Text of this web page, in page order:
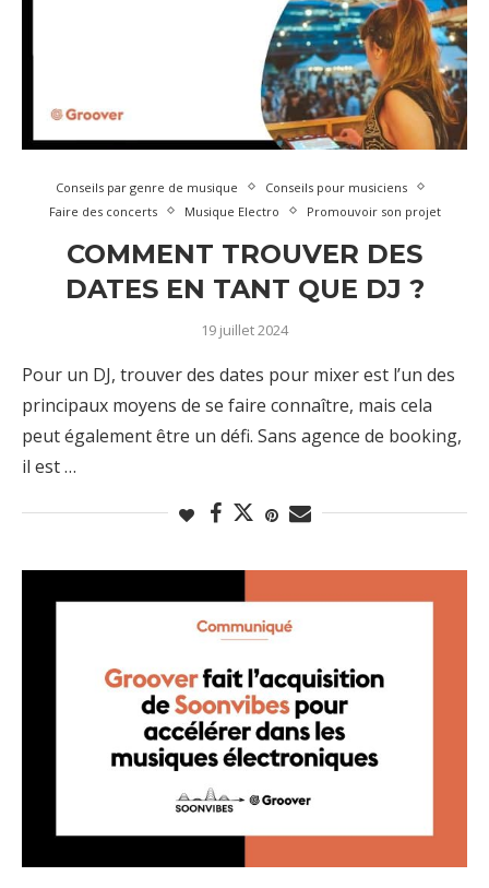
Conseils par genre de musique
Conseils pour musiciens
Faire des concerts
Musique Electro Promouvoir son projet
COMMENT TROUVER DES
DATES EN TANT QUE DJ ?
19 juillet 2024
Pour un DJ, trouver des dates pour mixer est l’un des
principaux moyens de se faire connaître, mais cela
peut également être un défi. Sans agence de booking,
il est …